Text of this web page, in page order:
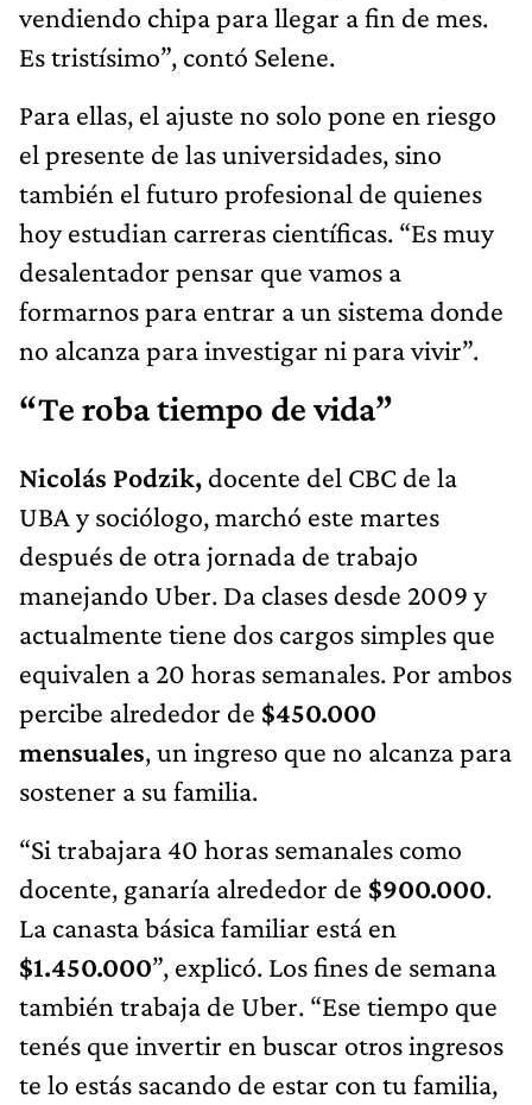
vendiendo chipa para llegar a fin de mes.
Es tristísimo”, contó Selene.
Para ellas, el ajuste no solo pone en riesgo
el presente de las universidades, sino
también el futuro profesional de quienes
hoy estudian carreras científicas. “Es muy
desalentador pensar que vamos a
formarnos para entrar a un sistema donde
no alcanza para investigar ni para vivir”.
“Te roba tiempo de vida”
Nicolás Podzik, docente del CBC de la
UBA y sociólogo, marchó este martes
después de otra jornada de trabajo
manejando Uber. Da clases desde 2009 y
actualmente tiene dos cargos simples que
equivalen a 20 horas semanales. Por ambos
percibe alrededor de $450.000
mensuales, un ingreso que no alcanza para
sostener a su familia.
“Si trabajara 40 horas semanales como
docente, ganaría alrededor de $900.000.
La canasta básica familiar está en
$1.450.000”, explicó. Los fines de semana
también trabaja de Uber. “Ese tiempo que
tenés que invertir en buscar otros ingresos
te lo estás sacando de estar con tu familia,